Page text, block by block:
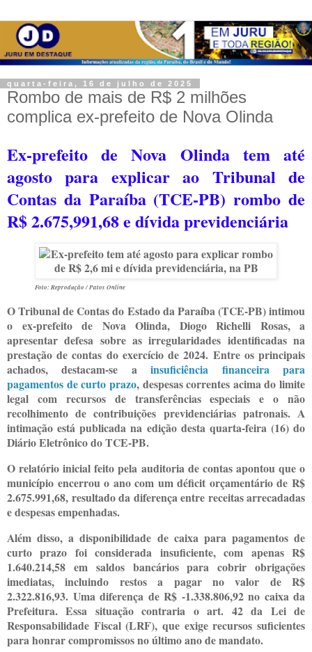
quarta-feira, 16 de julho de 2025
Rombo de mais de R$ 2 milhões
complica ex-prefeito de Nova Olinda
Ex-prefeito de Nova Olinda tem até
agosto para explicar ao Tribunal de
Contas da Paraíba (TCE-PB) rombo de
R$ 2.675,991,68 e dívida previdenciária
Foto: Reprodução / Patos Online
O Tribunal de Contas do Estado da Paraíba (TCE-PB) intimou
o ex-prefeito de Nova Olinda, Diogo Richelli Rosas, a
apresentar defesa sobre as irregularidades identificadas na
prestação de contas do exercício de 2024. Entre os principais
achados, destacam-se ainsuficiência financeira para
pagamentos de curto prazo, despesas correntes acima do limite
legal com recursos de transferências especiais e o não
recolhimento de contribuições previdenciárias patronais. A
intimação está publicada na edição desta quarta-feira (16) do
Diário Eletrônico do TCE-PB.
O relatório inicial feito pela auditoria de contas apontou que o
município encerrou o ano com um déficit orçamentário de R$
2.675.991,68, resultado da diferença entre receitas arrecadadas
e despesas empenhadas.
Além disso, a disponibilidade de caixa para pagamentos de
curto prazo foi considerada insuficiente, com apenas R$
1.640.214,58 em saldos bancários para cobrir obrigações
imediatas, incluindo restos a pagar no valor de R$
2.322.816,93. Uma diferença de R$ -1.338.806,92 no caixa da
Prefeitura. Essa situação contraria o art. 42 da Lei de
Responsabilidade Fiscal (LRF), que exige recursos suficientes
para honrar compromissos no último ano de mandato.